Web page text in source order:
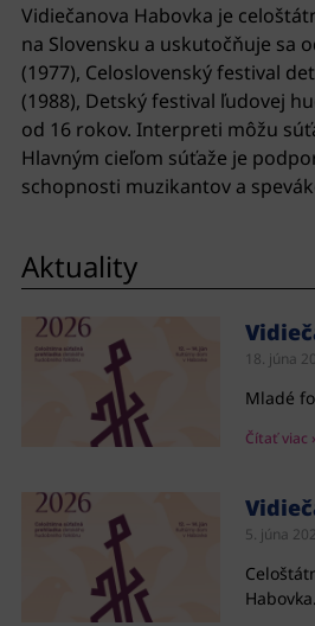
Vidiečanova Habovka je
na Slovensku a uskutočňuje sa
(1977), Celoslovenský festival
(1988), Detský festival ľudovej
od 16 rokov. Interpreti môžu
Hlavným cieľom súťaže je
schopnosti muzikantov a
Aktuality
18. júna
Mladé
Čítať viac
5. júna
Habovka.